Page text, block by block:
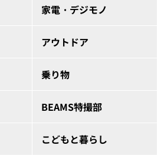
家電・デジモノ
アウトドア
乗り物
BEAMS特撮部
こどもと暮らし